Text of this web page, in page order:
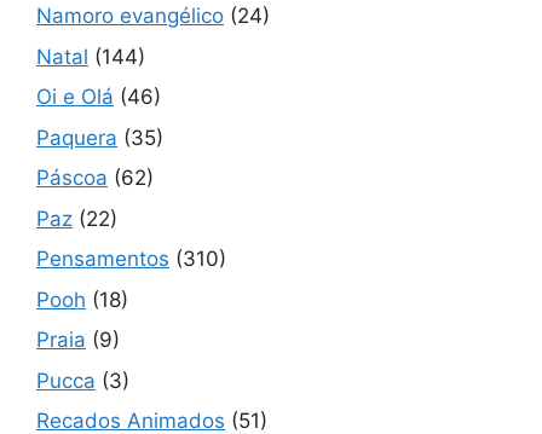
Namoro evangélico (24)
Natal (144)
Oi e Olá (46)
Paquera (35)
Páscoa (62)
Paz (22)
Pensamentos (310)
Pooh (18)
Praia (9)
Pucca (3)
Recados Animados (51)